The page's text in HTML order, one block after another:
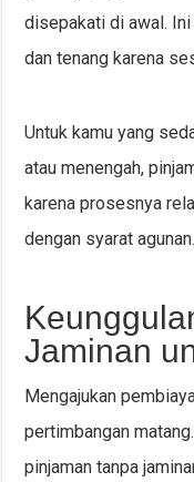
disepakati di awal.
dan tenang karena
Untuk kamu yang
atau menengah,
karena prosesnya
dengan syarat agunan.
Jaminan
Mengajukan
pertimbangan
pinjaman tanpa